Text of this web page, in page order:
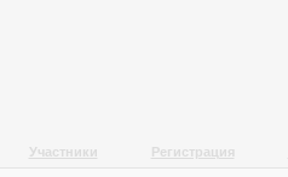
Участники Регистрация